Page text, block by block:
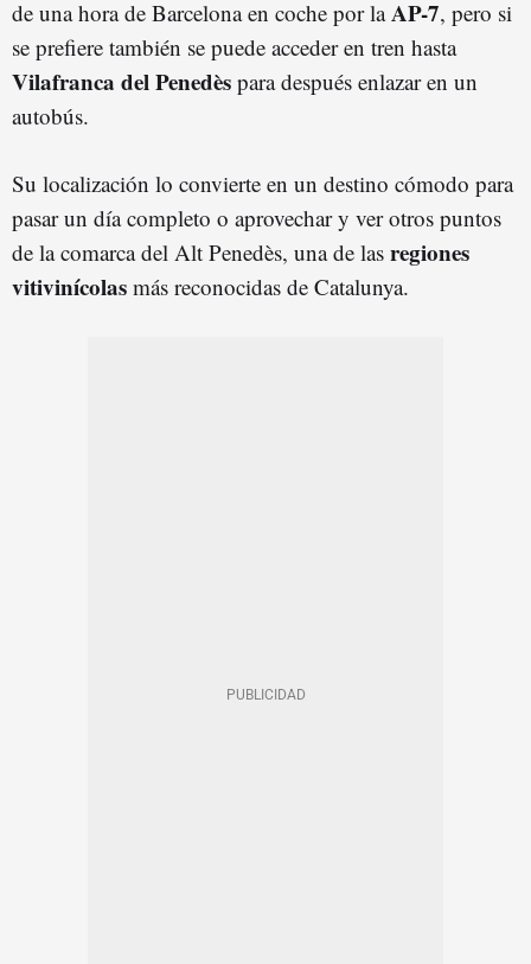
de una hora de Barcelona en coche por laAP-7, pero si
se prefiere también se puede acceder en tren hasta
Vilafranca del Penedès para después enlazar en un
autobús.
Su localización lo convierte en un destino cómodo para
pasar un día completo o aprovechar y ver otros puntos
de la comarca del Alt Penedès, una de las regiones
vitivinícolas más reconocidas de Catalunya.